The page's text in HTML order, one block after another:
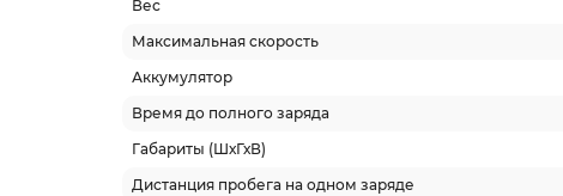
Вес
Максимальная скорость
Аккумулятор
Время до полного заряда
Габариты (ШхГхВ)
Дистанция пробега на одном заряде